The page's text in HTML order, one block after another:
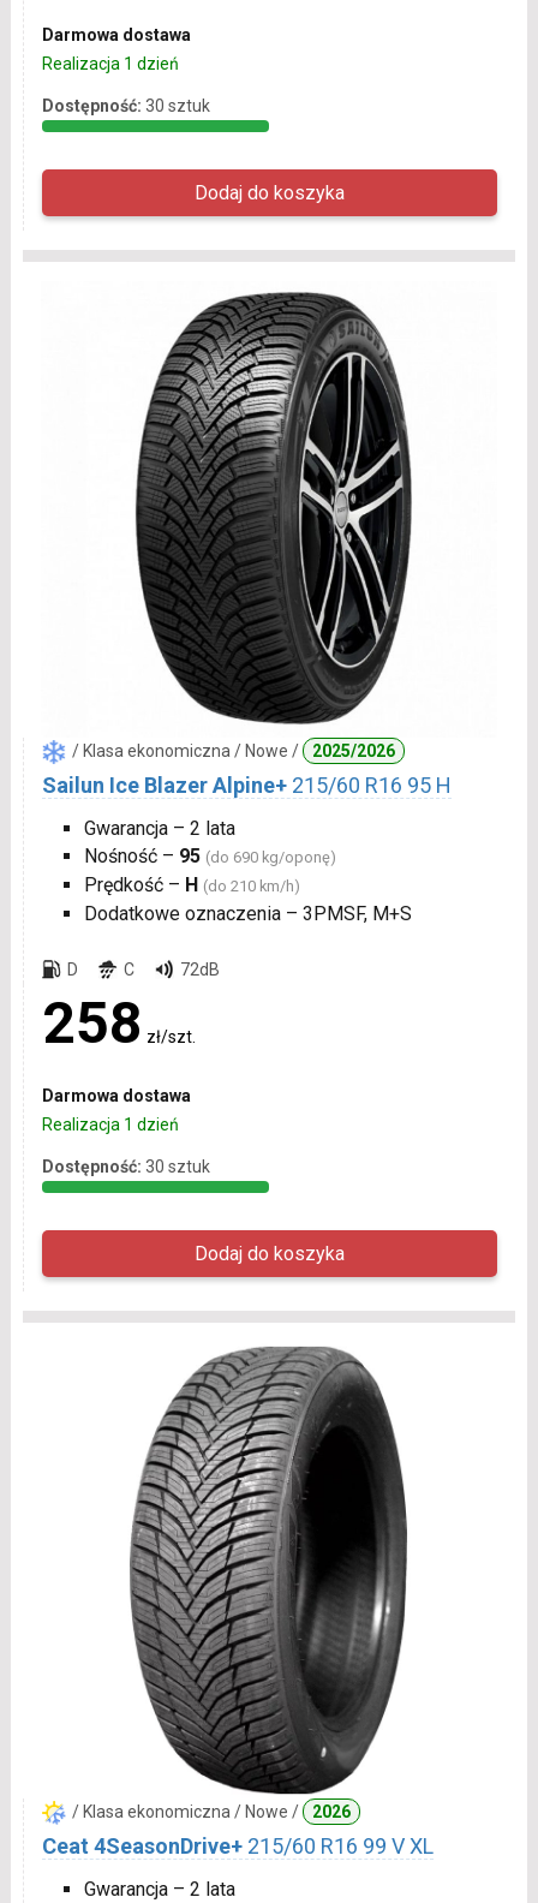
Darmowa dostawa
Realizacja 1 dzień
Dostępność: 30 sztuk
/ Klasa ekonomiczna / Nowe / 2025/2026
Sailun Ice Blazer Alpine+ 215/60 R16 95 H
Gwarancja – 2 lata
Nośność – 95 (do 690 kg/oponę)
Prędkość – H (do 210 km/h)
Dodatkowe oznaczenia – 3PMSF, M+S
D C 72dB
258 zł/szt.
Darmowa dostawa
Realizacja 1 dzień
Dostępność: 30 sztuk
/ Klasa ekonomiczna / Nowe / 2026
Ceat 4SeasonDrive+ 215/60 R16 99 V XL
Gwarancja – 2 lata